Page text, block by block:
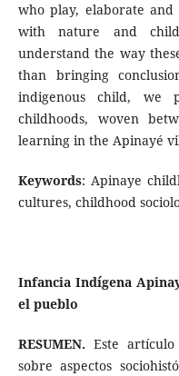
who play, elaborate
with nature and
understand the way
than bringing
indigenous child, we
childhoods, woven
learning in the Apinayé
Keywords: Apinaye
cultures, childhood
Infancia Indígena
el pueblo
RESUMEN. Este
sobre aspectos